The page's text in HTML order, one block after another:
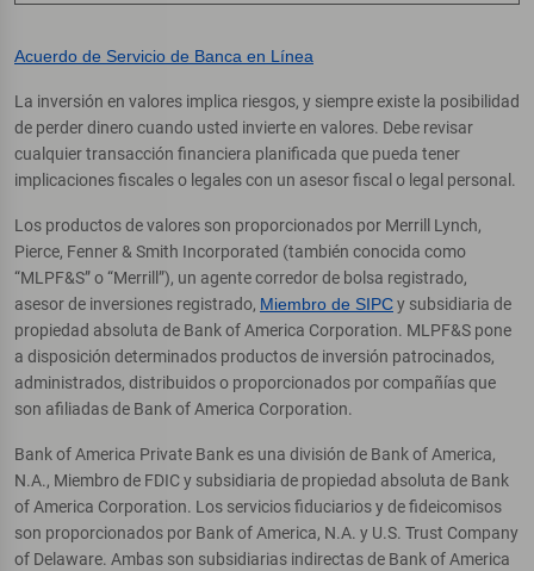
Acuerdo de Servicio de Banca en Línea
La inversión en valores implica riesgos, y siempre existe la posibilidad
de perder dinero cuando usted invierte en valores. Debe revisar
cualquier transacción financiera planificada que pueda tener
implicaciones fiscales o legales con un asesor fiscal o legal personal.
Los productos de valores son proporcionados por Merrill Lynch,
Pierce, Fenner & Smith Incorporated (también conocida como
“MLPF&S” o “Merrill”), un agente corredor de bolsa registrado,
asesor de inversiones registrado, Miembro de SIPCy subsidiaria de
propiedad absoluta de Bank of America Corporation. MLPF&S pone
a disposición determinados productos de inversión patrocinados,
administrados, distribuidos o proporcionados por compañías que
son afiliadas de Bank of America Corporation.
Bank of America Private Bank es una división de Bank of America,
N.A., Miembro de FDIC y subsidiaria de propiedad absoluta de Bank
of America Corporation. Los servicios fiduciarios y de fideicomisos
son proporcionados por Bank of America, N.A. y U.S. Trust Company
of Delaware. Ambas son subsidiarias indirectas de Bank of America